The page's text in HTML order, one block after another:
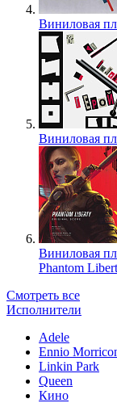
Виниловая
Виниловая
Виниловая
Phantom
Смотреть все
Исполнители
Adele
Ennio
Linkin Park
Queen
Кино